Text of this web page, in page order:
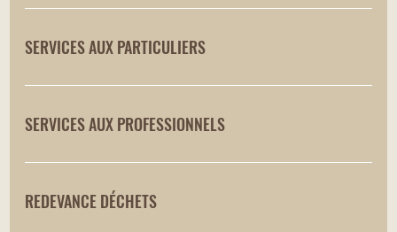
SERVICES AUX PARTICULIERS
SERVICES AUX PROFESSIONNELS
REDEVANCE DÉCHETS